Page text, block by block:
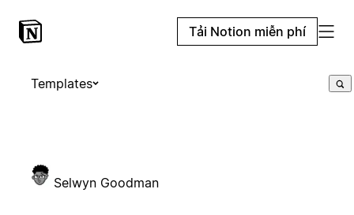
Tải Notion miễn phí
Templates
Selwyn Goodman